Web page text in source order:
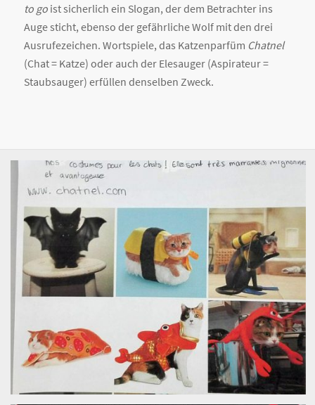
to goist sicherlich ein Slogan, der dem Betrachter ins
Auge sticht, ebenso der gefährliche Wolf mit den drei
Ausrufezeichen. Wortspiele, das Katzenparfüm Chatnel
(Chat = Katze) oder auch der Elesauger (Aspirateur =
Staubsauger) erfüllen denselben Zweck.